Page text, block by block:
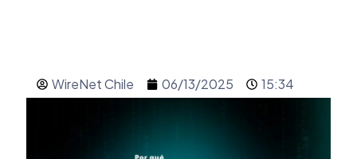
WireNet Chile 06/13/2025 15:34